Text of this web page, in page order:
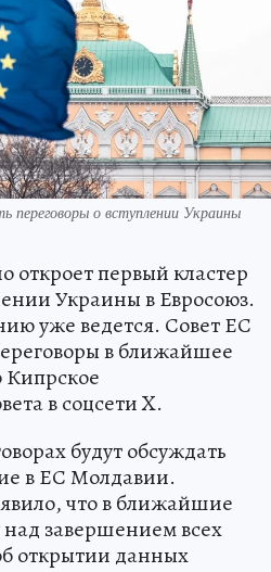
о вступлении Украины
откроет первый кластер
Украины в Евросоюз.
уже ведется. Совет ЕС
в ближайшее
Кипрское
в соцсети X.
будут обсуждать
в ЕС Молдавии.
что в ближайшие
завершением всех
открытии данных